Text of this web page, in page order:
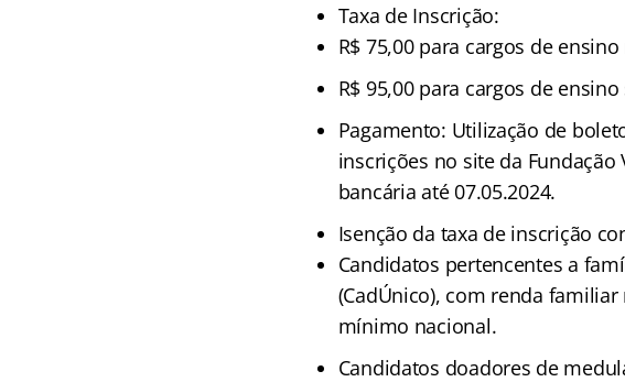
Taxa de Inscrição:
R$ 75,00 para cargos de
R$ 95,00 para cargos de
Pagamento: Utilização de
inscrições no site da
bancária até 07.05.2024.
Isenção da taxa de inscrição
Candidatos pertencentes a
(CadÚnico), com renda
mínimo nacional.
Candidatos doadores de